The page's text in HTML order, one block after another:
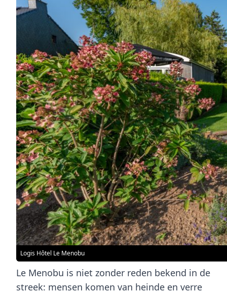
Logis Hôtel Le Menobu
Le Menobu is niet zonder reden bekend in de
streek: mensen komen van heinde en verre